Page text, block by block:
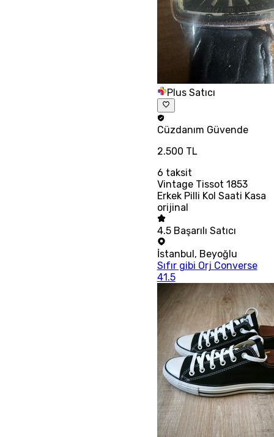
Plus Satıcı
Cüzdanım Güvende
2.500 TL
6 taksit
Vintage Tissot 1853
Erkek Pilli Kol Saati Kasa
orijinal
4.5 Başarılı Satıcı
İstanbul, Beyoğlu
Sıfır gibi Orj Converse
41.5